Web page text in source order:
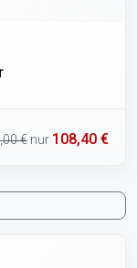
€ nur 108,40 €